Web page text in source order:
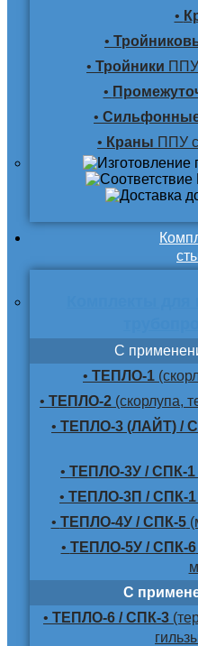
•
•
• Тройники ППУ
•
•
• Краны ППУ
С
• ТЕПЛО-1
• ТЕПЛО-2 (скорлупа,
• ТЕПЛО-3 (ЛАЙТ) /
• ТЕПЛО-3У / СПК-1
• ТЕПЛО-3П / СПК-1
• ТЕПЛО-4У / СПК-5
• ТЕПЛО-5У / СПК-6
С
• ТЕПЛО-6 / СПК-3